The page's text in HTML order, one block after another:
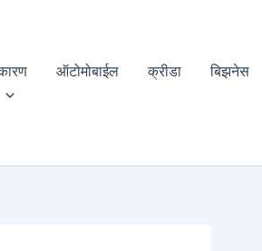
ऑटोमोबाईल क्रीडा बिझनेस